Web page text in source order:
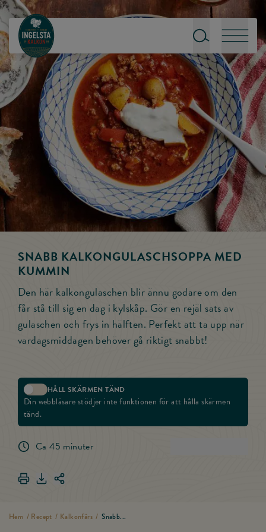
Till startsidan
Sök
Meny
SNABB KALKONGULASCHSOPPA MED
KUMMIN
Den här kalkongulaschen blir ännu godare om den
får stå till sig en dag i kylskåp. Gör en rejäl sats av
gulaschen och frys in hälften. Perfekt att ta upp när
vardagsmiddagen behöver gå riktigt snabbt!
Aktivera skärmlås
HÅLL SKÄRMEN TÄND
Din webbläsare stödjer inte funktionen för att hålla skärmen
tänd.
Ca 45 minuter
Skriv ut Snabb kalkongulaschsoppa med kummin
Ladda ner Snabb kalkongulaschsoppa med kummin
Dela länken för Snabb kalkongulaschsoppa med
Hem / Recept / Kalkonfärs / Snabb...